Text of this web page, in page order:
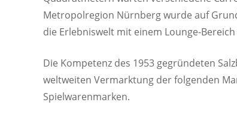
Metropolregion Nürnberg wurde auf
die Erlebniswelt mit einem Lounge-
Die Kompetenz des 1953 gegründeten
weltweiten Vermarktung der folgenden
Spielwarenmarken.